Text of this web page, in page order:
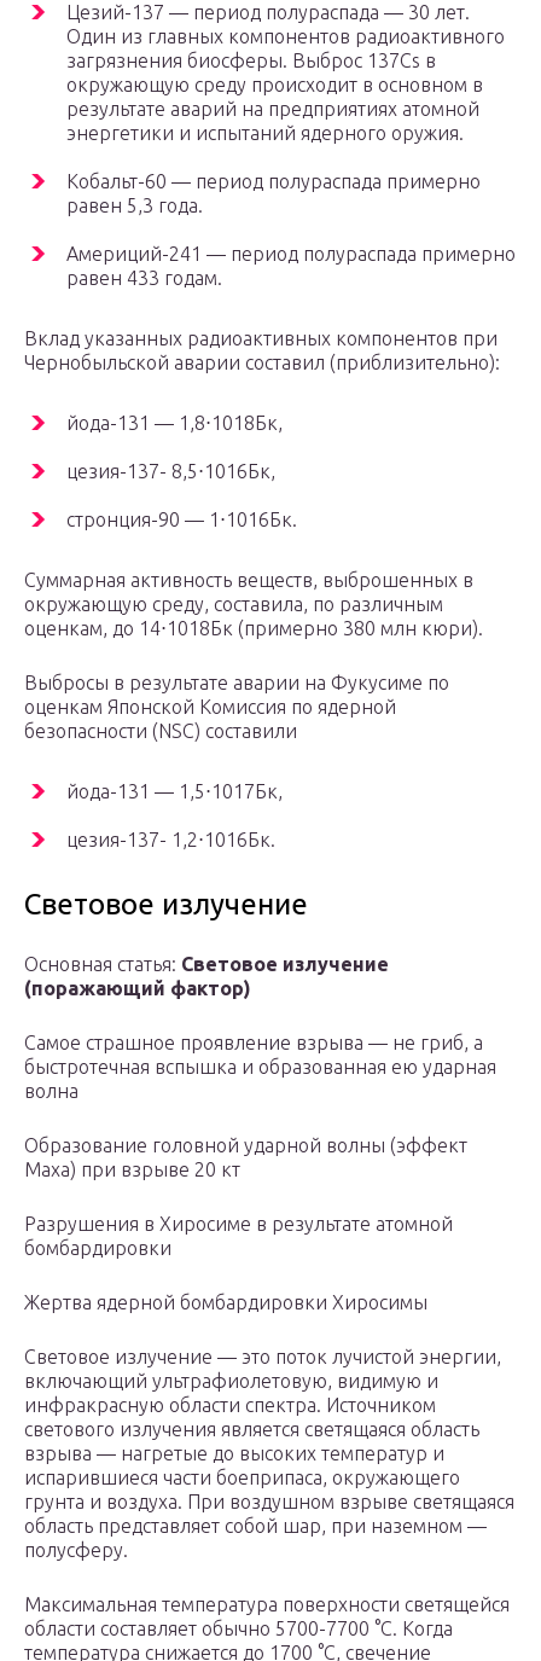
Цезий-137 — период полураспада — 30 лет.
Один из главных компонентов радиоактивного
загрязнения биосферы. Выброс 137Cs в
окружающую среду происходит в основном в
результате аварий на предприятиях атомной
энергетики и испытаний ядерного оружия.
Кобальт-60 — период полураспада примерно
равен 5,3 года.
Америций-241 — период полураспада примерно
равен 433 годам.
Вклад указанных радиоактивных компонентов при
Чернобыльской аварии составил (приблизительно):
йода-131 — 1,8⋅1018Бк,
цезия-137- 8,5⋅1016Бк,
стронция-90 — 1⋅1016Бк.
Суммарная активность веществ, выброшенных в
окружающую среду, составила, по различным
оценкам, до 14⋅1018Бк (примерно 380 млн кюри).
Выбросы в результате аварии на Фукусиме по
оценкам Японской Комиссия по ядерной
безопасности (NSC) составили
йода-131 — 1,5⋅1017Бк,
цезия-137- 1,2⋅1016Бк.
Световое излучение
Основная статья: Световое излучение
(поражающий фактор)
Самое страшное проявление взрыва — не гриб, а
быстротечная вспышка и образованная ею ударная
волна
Образование головной ударной волны (эффект
Маха) при взрыве 20 кт
Разрушения в Хиросиме в результате атомной
бомбардировки
Жертва ядерной бомбардировки Хиросимы
Световое излучение — это поток лучистой энергии,
включающий ультрафиолетовую, видимую и
инфракрасную области спектра. Источником
светового излучения является светящаяся область
взрыва — нагретые до высоких температур и
испарившиеся части боеприпаса, окружающего
грунта и воздуха. При воздушном взрыве светящаяся
область представляет собой шар, при наземном —
полусферу.
Максимальная температура поверхности светящейся
области составляет обычно 5700-7700 °C. Когда
температура снижается до 1700 °C, свечение